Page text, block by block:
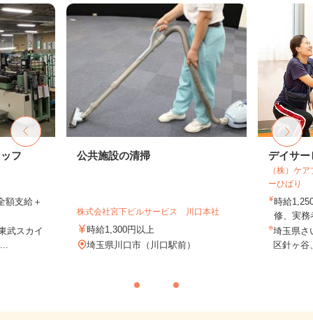
フ
額支給＋
武スカイ
公共施設の清掃
株式会社宮下ビルサービス 川口本社
時給1,300円以上
埼玉県川口市（川口駅前）
デイサー
（株）ケ
ーひばり
時給
修、実務
埼玉県さ
区針ヶ谷